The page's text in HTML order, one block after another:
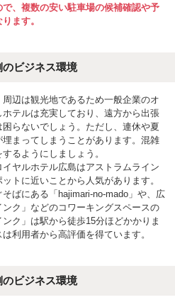
、複数の安い駐車場の候補確認や予
ます。
ビジネス環境
周辺は観光地であるため一般企業のオ
テルは充実しており、遠方から出張
らないでしょう。ただし、連休や夏
まってしまうことがあります。混雑
るようにしましょう。
ヤルホテル広島はアストラムライン
トに近いことから人気があります。
ばにある「hajimari-no-mado」や、広
ク」などのコワーキングスペースの
ク」は駅から徒歩15分ほどかかりま
利用者から高評価を得ています。
ビジネス環境